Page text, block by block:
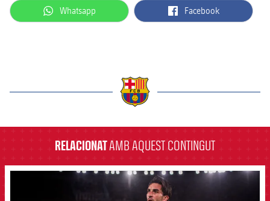
label.aria.whatsapp
Whatsapp label.aria.facebook
Facebook
RELACIONATAMB AQUEST CONTINGUT
FCB Barcelona badge